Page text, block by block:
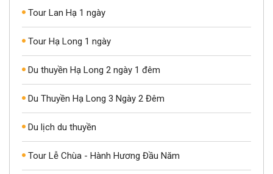
Tour Lan Hạ 1 ngày
Tour Hạ Long 1 ngày
Du thuyền Hạ Long 2 ngày 1 đêm
Du Thuyền Hạ Long 3 Ngày 2 Đêm
Du lịch du thuyền
Tour Lễ Chùa - Hành Hương Đầu Năm